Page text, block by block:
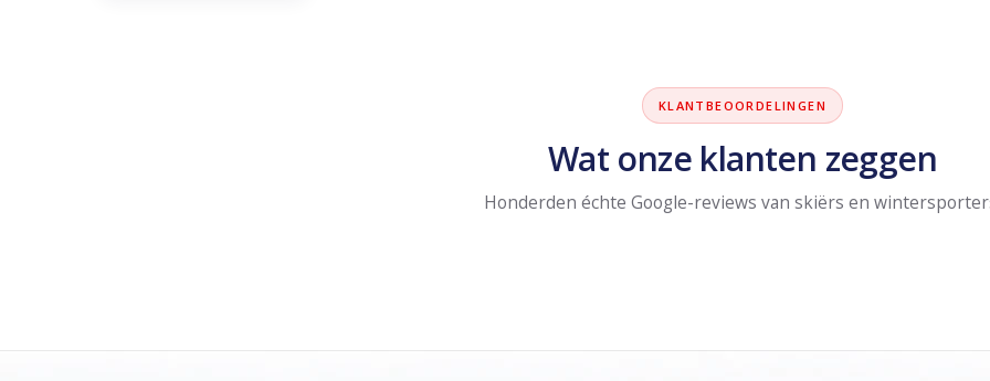
KLANTBEOORDELINGEN
Wat onze klanten zeggen
Honderden échte Google-reviews van skiërs en